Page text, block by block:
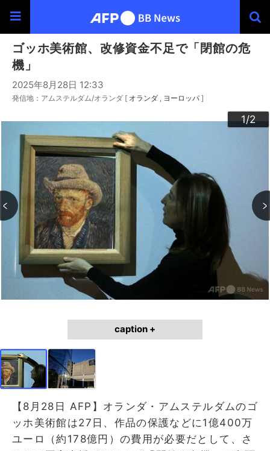
ゴッホ美術館、改修資金不足で「閉館の危
機」
2025年8月28日 12:33
発信地：アムステルダム/オランダ [ オランダ ヨーロッパ ]
1/2
2/2
caption +
【8月28日 AFP】オランダ・アムステルダムのゴ
ッホ美術館は27日、作品の保護などに1億400万
ユーロ（約178億円）の費用が必要だとして、さ